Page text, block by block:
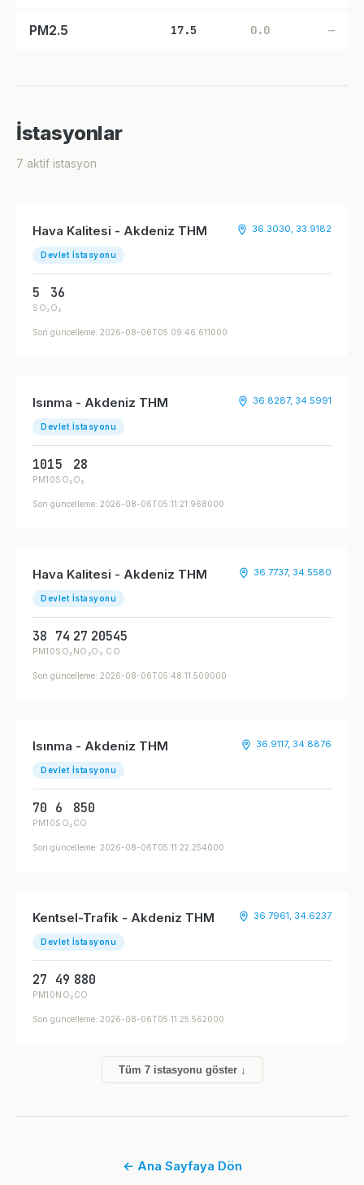
PM2.5 17.5 0.0 —
İstasyonlar
7 aktif istasyon
Hava Kalitesi - Akdeniz THM
Devlet İstasyonu
36.3030, 33.9182
5
SO₂
36
O₃
Son güncelleme: 2026-08-06T05:09:46.611000
Isınma - Akdeniz THM
Devlet İstasyonu
36.8287, 34.5991
101
PM10
5
SO₂
28
O₃
Son güncelleme: 2026-08-06T05:11:21.968000
Hava Kalitesi - Akdeniz THM
Devlet İstasyonu
36.7737, 34.5580
38
PM10
74
SO₂
27
NO₂
20
O₃
545
CO
Son güncelleme: 2026-08-06T05:48:11.509000
Isınma - Akdeniz THM
Devlet İstasyonu
36.9117, 34.8876
70
PM10
6
SO₂
850
CO
Son güncelleme: 2026-08-06T05:11:22.254000
Kentsel-Trafik - Akdeniz THM
Devlet İstasyonu
36.7961, 34.6237
27
PM10
49
NO₂
880
CO
Son güncelleme: 2026-08-06T05:11:25.562000
Tüm 7 istasyonu göster ↓
← Ana Sayfaya Dön